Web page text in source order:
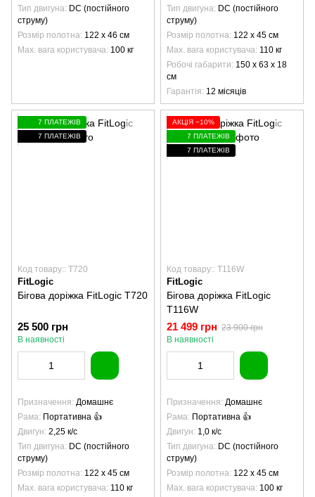
Тип двигуна DC (постійного
струму)
Розмір полотна 122 х 46 см
Max. вага користувача 100 кг
Тип двигуна DC (постійного
струму)
Розмір полотна 122 х 45 см
Max. вага користувача 110 кг
Робочі габарити 150 х 63 х 18
см
Гарантія 12 місяців
7 ПЛАТЕЖІВ
7 ПЛАТЕЖІВ
Код товару:: T720
FitLogic
Бігова доріжка FitLogic T720
25 500 грн
В наявності
Призначення Домашнє
Рама Портативна 👍
Двигун 2,25 к/с
Тип двигуна DC (постійного
струму)
Розмір полотна 122 х 45 см
Max. вага користувача 110 кг
АКЦІЯ −10%
7 ПЛАТЕЖІВ
7 ПЛАТЕЖІВ
Код товару:: T116W
FitLogic
Бігова доріжка FitLogic
T116W
21 499 грн 23 900 грн
В наявності
Призначення Домашнє
Рама Портативна 👍
Двигун 1,0 к/с
Тип двигуна DC (постійного
струму)
Розмір полотна 122 х 45 см
Max. вага користувача 100 кг